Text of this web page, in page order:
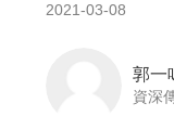
2021-03-08
郭一
資深